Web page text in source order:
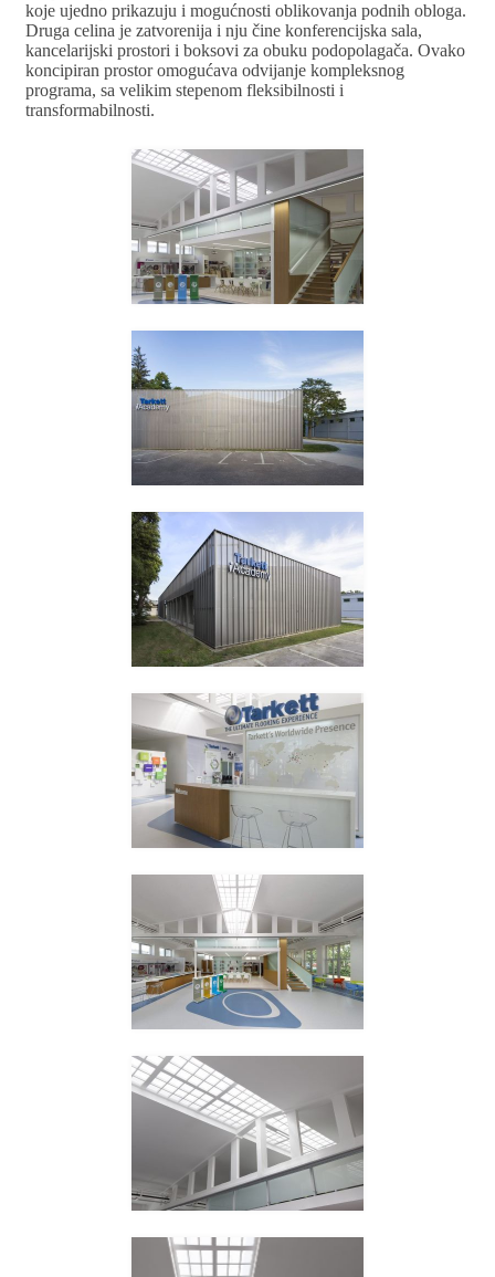
koje ujedno prikazuju i mogućnosti oblikovanja podnih obloga.
Druga celina je zatvorenija i nju čine konferencijska sala,
kancelarijski prostori i boksovi za obuku podopolagača. Ovako
koncipiran prostor omogućava odvijanje kompleksnog
programa, sa velikim stepenom fleksibilnosti i
transformabilnosti.